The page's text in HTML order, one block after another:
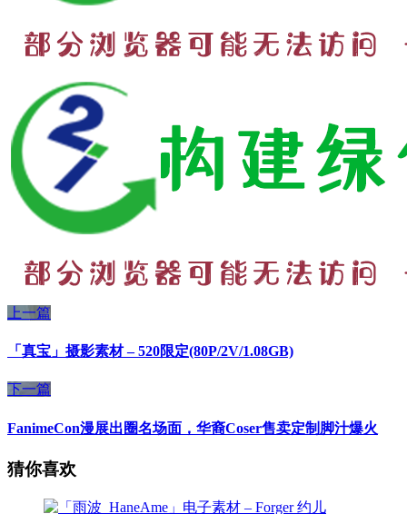
上一篇
「真宝」摄影素材 – 520限定(80P/2V/1.08GB)
下一篇
FanimeCon漫展出圈名场面，华裔Coser售卖定制脚汁爆火
猜你喜欢